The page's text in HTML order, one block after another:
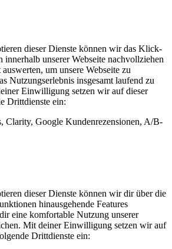
dieser Dienste können wir das Klick-
innerhalb unserer Webseite nachvollziehen
um unsere Webseite zu
Nutzungserlebnis insgesamt laufend zu
Einwilligung setzen wir auf dieser
Drittdienste ein:
Clarity, Google Kundenrezensionen, A/B-
dieser Dienste können wir dir über die
hinausgehende Features
eine komfortable Nutzung unserer
Mit deiner Einwilligung setzen wir auf
Drittdienste ein: